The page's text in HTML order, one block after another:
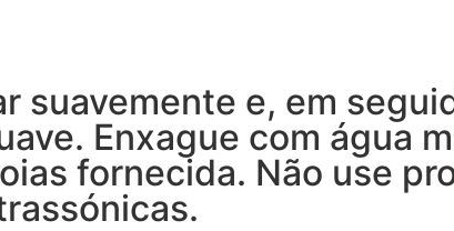
suavemente e, em
Enxague com água
fornecida. Não use